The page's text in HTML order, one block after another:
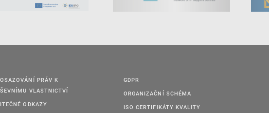
PRÁV K
VLASTNICTVÍ
ODKAZY
GDPR
ORGANIZAČNÍ SCHÉMA
ISO CERTIFIKÁTY KVALITY